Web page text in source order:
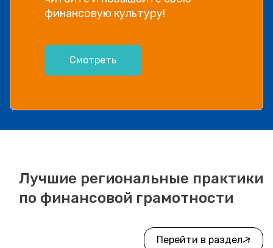
финансовую культуру!
Смотреть
Лучшие региональные практики
по финансовой грамотности
Перейти в раздел